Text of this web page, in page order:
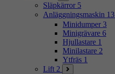
Släpkärror 5
Anläggningsmaskin 13
Minidumper 3
Minigrävare 6
Hjullastare 1
Minilastare 2
Ytfräs 1
Lift 2